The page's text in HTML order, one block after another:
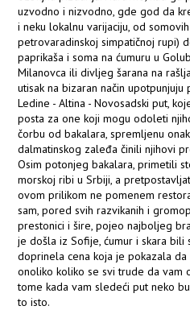
uzvodno i nizvodno, gde god da
i neku lokalnu varijaciju, od
petrovaradinskoj simpatičnoj rupi)
paprikaša i soma na ćumuru u
Milanovca ili divljeg šarana na
utisak na bizaran način
Ledine - Altina - Novosadski put,
posta za one koji mogu odoleti
čorbu od bakalara, spremljenu
dalmatinskog zaleđa činili njihovi
Osim potonjeg bakalara, primetili
morskoj ribi u Srbiji, a
ovom prilikom ne pomenem
sam, pored svih razvikanih i
prestonici i šire, pojeo najboljeg
je došla iz Sofije, ćumur i skara bili
doprinela cena koja je pokazala
onoliko koliko se svi trude da vam
tome kada vam sledeći put neko
to isto.